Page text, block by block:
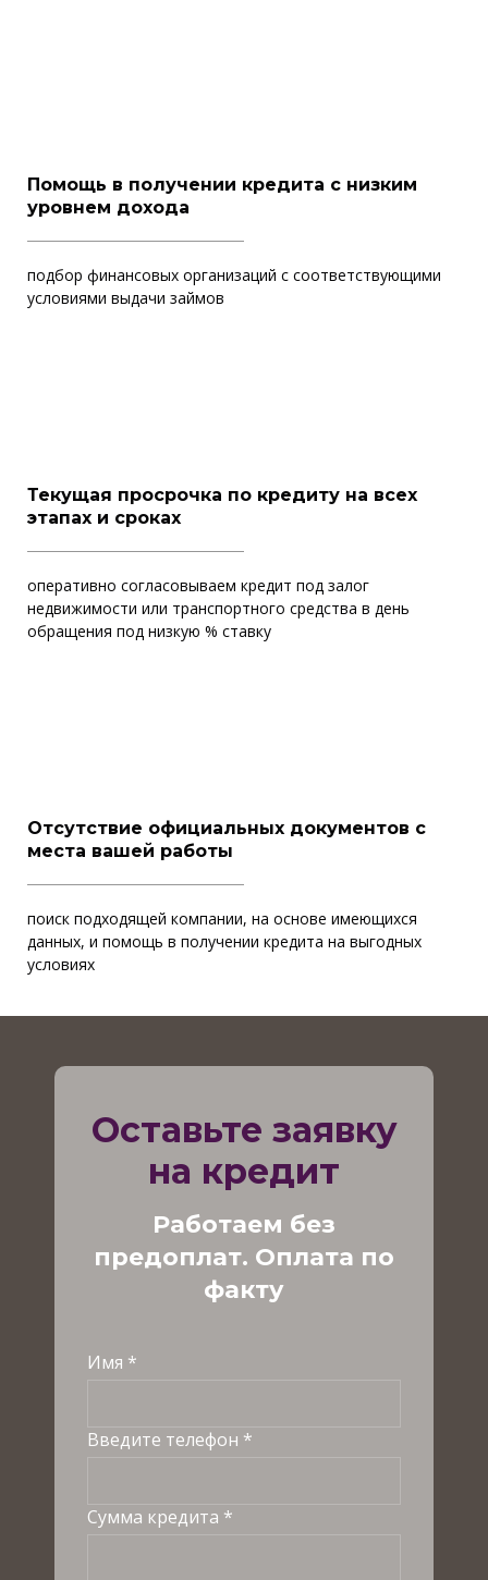
Помощь в получении кредита с низким
уровнем дохода
подбор финансовых организаций с соответствующими
условиями выдачи займов
Текущая просрочка по кредиту на всех
этапах и сроках
оперативно согласовываем кредит под залог
недвижимости или транспортного средства в день
обращения под низкую % ставку
Отсутствие официальных документов с
места вашей работы
поиск подходящей компании, на основе имеющихся
данных, и помощь в получении кредита на выгодных
условиях
Оставьте заявку
на кредит
Работаем без
предоплат. Оплата по
факту
Имя *
Введите телефон *
Сумма кредита *